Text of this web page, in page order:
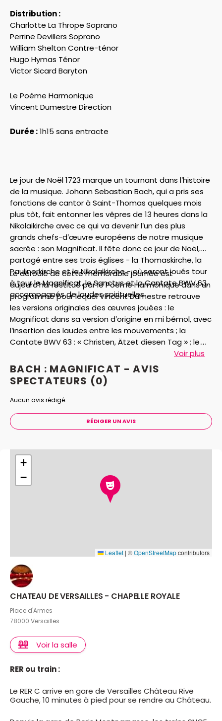
Distribution :
Charlotte La Thrope Soprano
Perrine Devillers Soprano
William Shelton Contre-ténor
Hugo Hymas Ténor
​Victor Sicard Baryton
Le Poème Harmonique
Vincent Dumestre Direction
Durée :1h15 sans entracte
Le jour de Noël 1723 marque un tournant dans l’histoire
de la musique. Johann Sebastian Bach, qui a pris ses
fonctions de cantor à Saint-Thomas quelques mois
plus tôt, fait entonner les vêpres de 13 heures dans la
Nikolaikirche avec ce qui va devenir l’un des plus
grands chefs-d’œuvre européens de notre musique
sacrée : son Magnificat. Il fête donc ce jour de Noël,
partagé entre ses trois églises - la Thomaskirche, la
Paulinerkirche et la Nikolaikirche - où seront joués tour
à tour le Magnificat, le Sanctus et la Cantate BWV 63,
accompagnés de laudes spirituelles.
Le déroulé de cette mémorable journée est
aujourd’hui restitué par le Poème Harmonique dans un
programme pour lequel Vincent Dumestre retrouve
les versions originales des œuvres jouées : le
Magnificat dans sa version d’origine en mi bémol, avec
l’insertion des laudes entre les mouvements ; la
Cantate BWV 63 : « Christen, Ätzet diesen Tag » ; le
Sanctus, et un choral ici chanté sur le timbre du
fameux Jesu, meine Freude. L’occasion de revivre un
éminent jour de Noël 1723 en compagnie du plus
fameux des compositeurs de l’ère baroque.
Voir plus
BACH : MAGNIFICAT - AVIS
SPECTATEURS (0)
Aucun avis rédigé.
RÉDIGER UN AVIS
+
−
Leaflet | ©OpenStreetMapcontributors
CHATEAU DE VERSAILLES - CHAPELLE ROYALE
Place d'Armes
78000 Versailles
Voir la salle
RER ou train :
Le RER C arrive en gare de Versailles Château Rive
Gauche, 10 minutes à pied pour se rendre au Château.